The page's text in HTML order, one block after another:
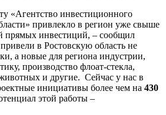
«Агентство инвестиционного
привлекло в регион уже свыше
прямых инвестиций, – сообщил
в Ростовскую область не
а новые для региона индустрии,
производство флоат-стекла,
и другие. Сейчас у нас в
инициативы более чем на 430
этой работы –